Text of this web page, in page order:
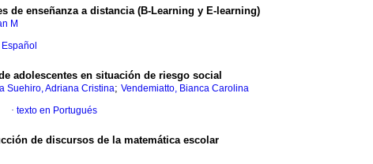
de enseñanza a distancia (B-Learning y E-learning)
M
adolescentes en situación de riesgo social
Suehiro, Adriana Cristina; Vendemiatto, Bianca Carolina
· texto en Portugués
de discursos de la matemática escolar